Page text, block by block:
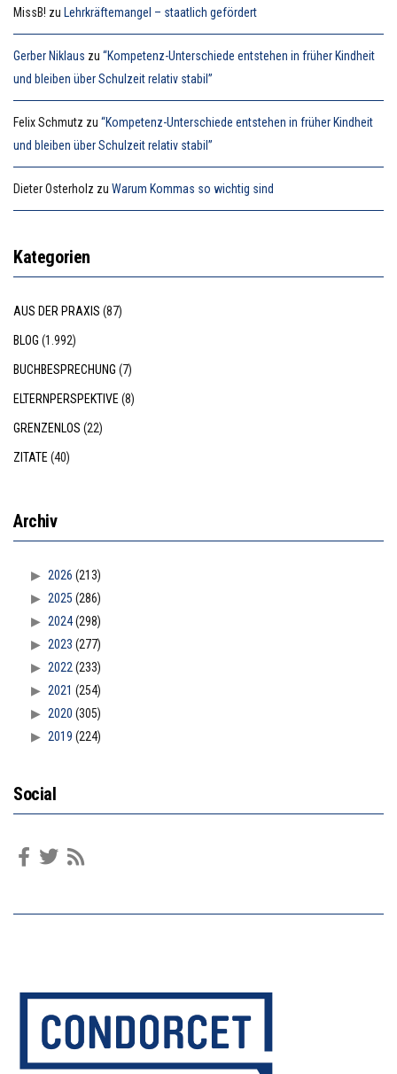
MissB! zu Lehrkräftemangel – staatlich gefördert
Gerber Niklaus zu “Kompetenz-Unterschiede entstehen in früher Kindheit
und bleiben über Schulzeit relativ stabil”
Felix Schmutz zu “Kompetenz-Unterschiede entstehen in früher Kindheit
und bleiben über Schulzeit relativ stabil”
Dieter Osterholz zu Warum Kommas so wichtig sind
Kategorien
AUS DER PRAXIS (87)
BLOG (1.992)
BUCHBESPRECHUNG (7)
ELTERNPERSPEKTIVE(8)
GRENZENLOS (22)
ZITATE(40)
Archiv
2026 (213)
2025 (286)
2024(298)
2023 (277)
2022(233)
2021 (254)
2020 (305)
2019 (224)
Social